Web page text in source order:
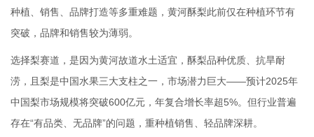
种植、销售、品牌打造等多重难题，黄河酥梨此前仅在种植环节有
突破，品牌和销售较为薄弱。
选择梨赛道，是因为黄河故道水土适宜，酥梨品种优质、抗旱耐
涝，且梨是中国水果三大支柱之一，市场潜力巨大——预计2025年
中国梨市场规模将突破600亿元，年复合增长率超5%。但行业普遍
存在“有品类、无品牌”的问题，重种植销售、轻品牌深耕。